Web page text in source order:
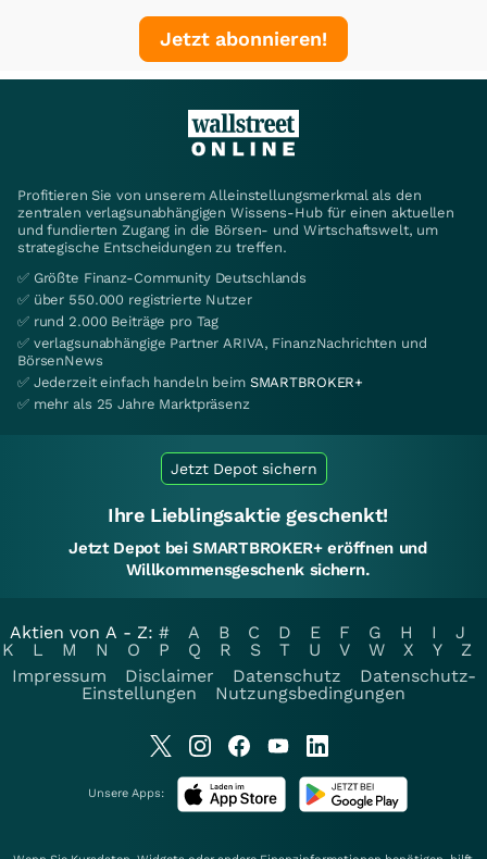
Jetzt abonnieren!
Profitieren Sie von unserem Alleinstellungsmerkmal als den
zentralen verlagsunabhängigen Wissens-Hub für einen aktuellen
und fundierten Zugang in die Börsen- und Wirtschaftswelt, um
strategische Entscheidungen zu treffen.
✅ Größte Finanz-Community Deutschlands
✅ über 550.000 registrierte Nutzer
✅ rund 2.000 Beiträge pro Tag
✅ verlagsunabhängige Partner ARIVA, FinanzNachrichten und
BörsenNews
✅ Jederzeit einfach handeln beim SMARTBROKER+
✅ mehr als 25 Jahre Marktpräsenz
Jetzt Depot sichern
Ihre Lieblingsaktie geschenkt!
Jetzt Depot bei SMARTBROKER+ eröffnen und
Willkommensgeschenk sichern.
Aktien von A - Z: # A B C D E F G H I
J
K
L M N O P Q R S T U V W X Y
Z
Impressum
Disclaimer Datenschutz
Datenschutz-
Einstellungen
Nutzungsbedingungen
Unsere Apps: